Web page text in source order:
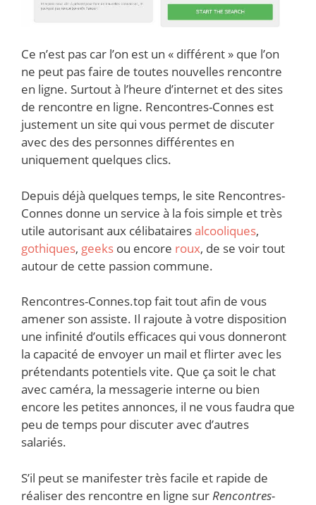
Ce n’est pas car l’on est un « différent » que l’on
ne peut pas faire de toutes nouvelles rencontre
en ligne. Surtout à l’heure d’internet et des sites
de rencontre en ligne. Rencontres-Connes est
justement un site qui vous permet de discuter
avec des des personnes différentes en
uniquement quelques clics.
Depuis déjà quelques temps, le site Rencontres-
Connes donne un service à la fois simple et très
utile autorisant aux célibatairesalcooliques,
gothiques, geeks ou encore roux, de se voir tout
autour de cette passion commune.
Rencontres-Connes.top fait tout afin de vous
amener son assiste. Il rajoute à votre disposition
une infinité d’outils efficaces qui vous donneront
la capacité de envoyer un mail et flirter avec les
prétendants potentiels vite. Que ça soit le chat
avec caméra, la messagerie interne ou bien
encore les petites annonces, il ne vous faudra que
peu de temps pour discuter avec d’autres
salariés.
S’il peut se manifester très facile et rapide de
réaliser des rencontre en ligne sur Rencontres-